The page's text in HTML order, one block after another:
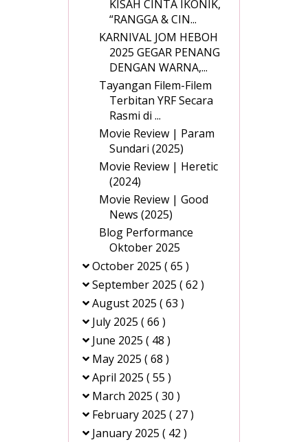
KISAH CINTA IKONIK,
“RANGGA & CIN...
KARNIVAL JOM HEBOH
2025 GEGAR PENANG
DENGAN WARNA,...
Tayangan Filem-Filem
Terbitan YRF Secara
Rasmi di ...
Movie Review | Param
Sundari (2025)
Movie Review | Heretic
(2024)
Movie Review | Good
News (2025)
Blog Performance
Oktober 2025
October 2025 ( 65 )
September 2025 ( 62 )
August 2025 ( 63 )
July 2025 ( 66 )
June 2025 ( 48 )
May 2025 ( 68 )
April 2025 ( 55 )
March 2025 ( 30 )
February 2025 ( 27 )
January 2025 ( 42 )